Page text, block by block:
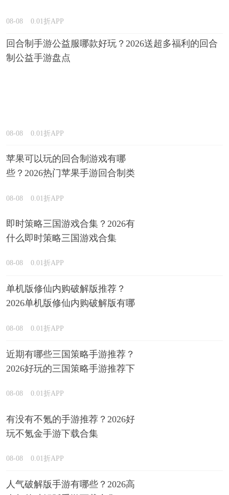
08-08 0.01折APP
回合制手游公益服哪款好玩？2026送超多福利的回合
制公益手游盘点
08-08 0.01折APP
苹果可以玩的回合制游戏有哪
些？2026热门苹果手游回合制类
08-08 0.01折APP
即时策略三国游戏合集？2026有
什么即时策略三国游戏合集
08-08 0.01折APP
单机版修仙内购破解版推荐？
2026单机版修仙内购破解版有哪
08-08 0.01折APP
近期有哪些三国策略手游推荐？
2026好玩的三国策略手游推荐下
08-08 0.01折APP
有没有不氪的手游推荐？2026好
玩不氪金手游下载合集
08-08 0.01折APP
人气破解版手游有哪些？2026高